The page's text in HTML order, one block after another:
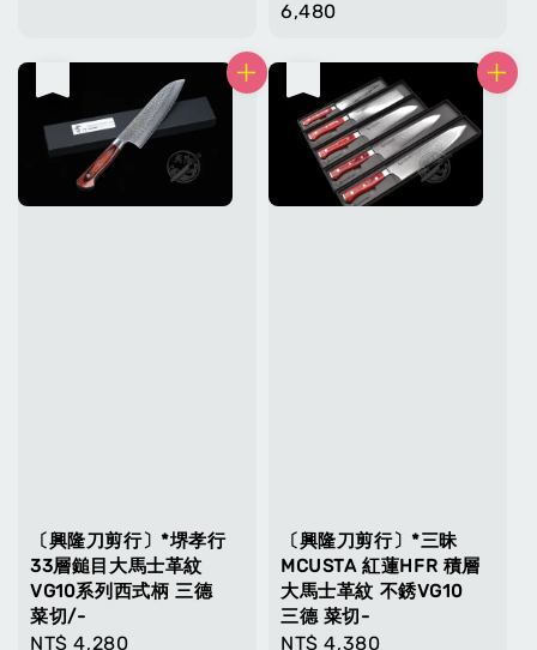
price
6,480
〔興隆刀剪行〕*堺孝行
33層鎚目大馬士革紋
VG10系列西式柄 三德
菜切/-
Regular
NT$ 4,280
〔興隆刀剪行〕*三昧
MCUSTA 紅蓮HFR 積層
大馬士革紋 不銹VG10
三德 菜切-
Regular
NT$ 4,380